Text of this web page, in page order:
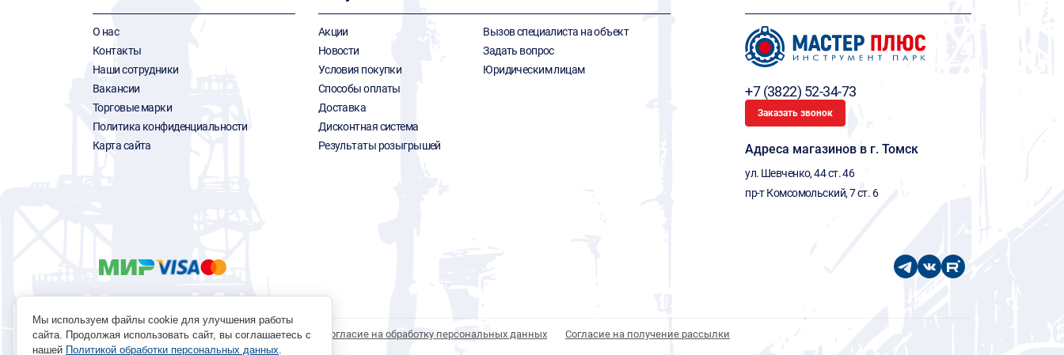
О нас
Контакты
Наши сотрудники
Вакансии
Торговые марки
Политика конфиденциальности
Карта сайта
Акции
Новости
Условия покупки
Способы оплаты
Доставка
Дисконтная система
Результаты розыгрышей
Вызов специалиста на объект
Задать вопрос
Юридическим лицам
+7 (3822) 52-34-73
Заказать звонок
Адреса магазинов в г. Томск
ул. Шевченко, 44 ст. 46
пр-т Комсомольский, 7 ст. 6
Политика обработки персональных данных Согласие на обработку персональных данных Согласие на получение рассылки
Мы используем файлы cookie для улучшения работы
сайта. Продолжая использовать сайт, вы соглашаетесь с
нашей Политикой обработки персональных данных.